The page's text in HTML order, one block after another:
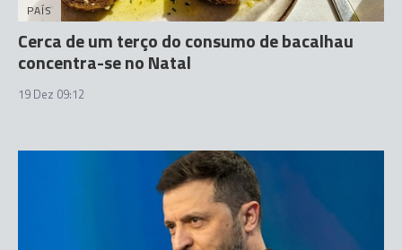
PAÍS
Cerca de um terço do consumo de bacalhau
concentra-se no Natal
19 Dez 09:12